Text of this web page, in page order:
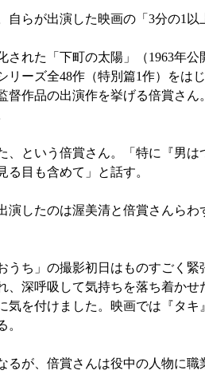
らが出演した映画の「3分の1以
れた「下町の太陽」（1963年
ーズ全48作（特別篇1作）をは
作品の出演作を挙げる倍賞さ
という倍賞さん。「特に『男
目も含めて」と話す。
したのは渥美清と倍賞さんらわ
ち」の撮影初日はものすごく
深呼吸して気持ちを落ち着か
を付けました。映画では『タ
。
が、倍賞さんは役中の人物に